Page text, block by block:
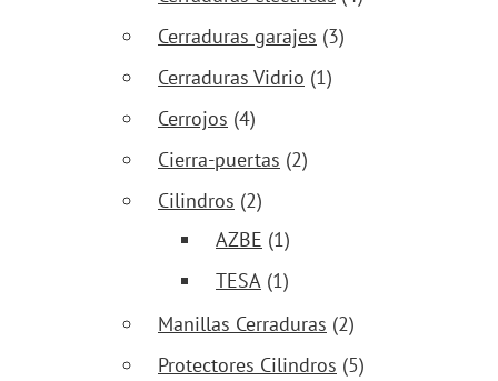
Cerraduras garajes (3)
Cerraduras Vidrio (1)
Cerrojos (4)
Cierra-puertas (2)
Cilindros (2)
AZBE (1)
TESA (1)
Manillas Cerraduras (2)
Protectores Cilindros (5)